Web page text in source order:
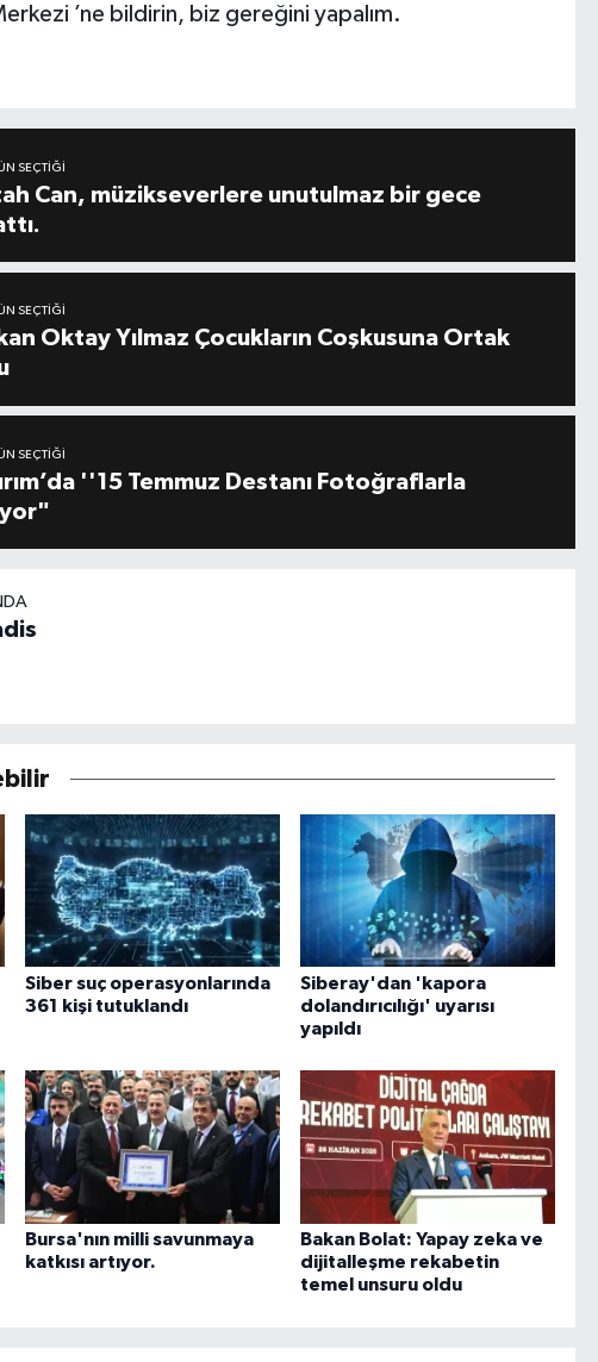
’ne bildirin, biz gereğini yapalım.
SEÇTIĞI
Can, müzikseverlere unutulmaz bir gece
SEÇTIĞI
Oktay Yılmaz Çocukların Coşkusuna Ortak
SEÇTIĞI
''15 Temmuz Destanı Fotoğraflarla
Siber suç operasyonlarında
361 kişi tutuklandı
Siberay'dan 'kapora
dolandırıcılığı' uyarısı
yapıldı
Bursa'nın milli savunmaya
katkısı artıyor.
Bakan Bolat: Yapay zeka ve
dijitalleşme rekabetin
temel unsuru oldu